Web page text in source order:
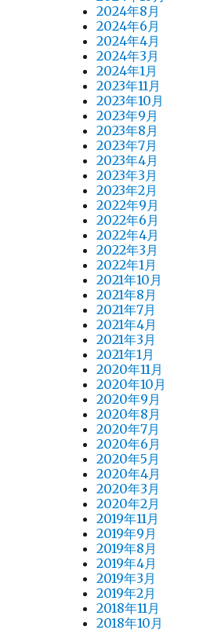
2024年8月
2024年6月
2024年4月
2024年3月
2024年1月
2023年11月
2023年10月
2023年9月
2023年8月
2023年7月
2023年4月
2023年3月
2023年2月
2022年9月
2022年6月
2022年4月
2022年3月
2022年1月
2021年10月
2021年8月
2021年7月
2021年4月
2021年3月
2021年1月
2020年11月
2020年10月
2020年9月
2020年8月
2020年7月
2020年6月
2020年5月
2020年4月
2020年3月
2020年2月
2019年11月
2019年9月
2019年8月
2019年4月
2019年3月
2019年2月
2018年11月
2018年10月